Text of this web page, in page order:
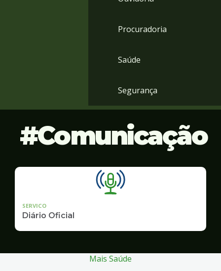
Procuradoria
Saúde
Segurança
Comunicação
SERVICO
Diário Oficial
Mais Saúde